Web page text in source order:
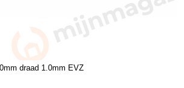
draad 1.0mm EVZ